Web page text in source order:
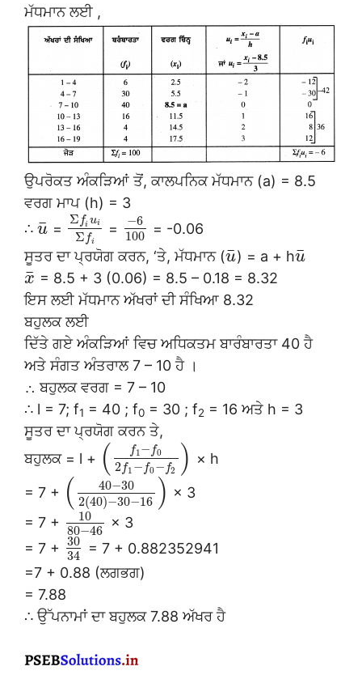
ਮੱਧਮਾਨ ਲਈ ,
ਉਪਰੋਕਤ ਅੰਕੜਿਆਂ ਤੋਂ, ਕਾਲਪਨਿਕ ਮੱਧਮਾਨ (a) = 8.5
ਵਰਗ ਮਾਪ (h) = 3
∴ u
¯ =
Σ fi ui
Σ fi
= −6
100
= -0.06
ਸੂਤਰ ਦਾ ਪ੍ਰਯੋਗ ਕਰਨ, ‘ਤੇ, ਮੱਧਮਾਨ (u
¯) = a + hu
¯
x
¯ = 8.5 + 3 (0.06) = 8.5 – 0.18 = 8.32
ਇਸ ਲਈ ਮੱਧਮਾਨ ਅੱਖਰਾਂ ਦੀ ਸੰਖਿਆ 8.32
ਬਹੁਲਕ ਲਈ
ਦਿੱਤੇ ਗਏ ਅੰਕੜਿਆਂ ਵਿਚ ਅਧਿਕਤਮ ਬਾਰੰਬਾਰਤਾ 40 ਹੈ
ਅਤੇ ਸੰਗਤ ਅੰਤਰਾਲ 7 – 10 ਹੈ ।
∴ ਬਹੁਲਕ ਵਰਗ = 7 – 10
∴ l = 7; f1 = 40 ; f0 = 30 ; f2 = 16 ਅਤੇ h = 3
ਸੂਤਰ ਦਾ ਪ੍ਰਯੋਗ ਕਰਨ ਤੇ,
ਬਹੁਲਕ = l + ( f1− f0
2 f1 − f0− f2 ) × h
= 7 + ( 40−30
2(40)−30−16 ) × 3
= 7 +
10
80−46
× 3
= 7 + 30
34
= 7 + 0.882352941
=7 + 0.88 (ਲਗਭਗ)
= 7.88
∴ ਉੱਪਨਾਮਾਂ ਦਾ ਬਹੁਲਕ 7.88 ਅੱਖਰ ਹੈ